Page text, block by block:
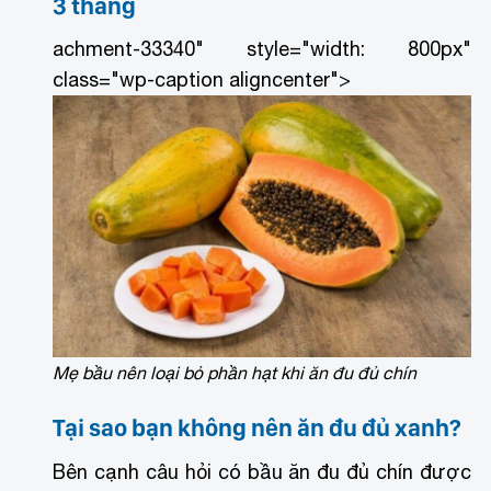
3 tháng
achment-33340" style="width: 800px"
class="wp-caption aligncenter">
Mẹ bầu nên loại bỏ phần hạt khi ăn đu đủ chín
Tại sao bạn không nên ăn đu đủ xanh?
Bên cạnh câu hỏi có bầu ăn đu đủ chín được